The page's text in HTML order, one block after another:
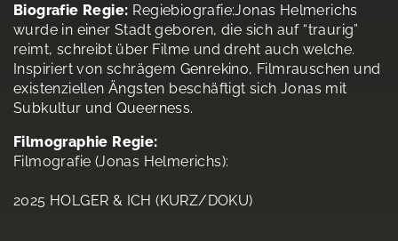
Biografie Regie: Regiebiografie:Jonas Helmerichs
wurde in einer Stadt geboren, die sich auf “traurig”
reimt, schreibt über Filme und dreht auch welche.
Inspiriert von schrägem Genrekino, Filmrauschen und
existenziellen Ängsten beschäftigt sich Jonas mit
Subkultur und Queerness.
Filmographie Regie:
Filmografie (Jonas Helmerichs):
2025 HOLGER & ICH (KURZ/DOKU)